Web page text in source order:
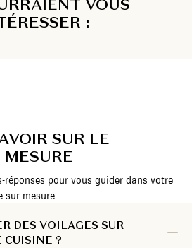
VOUS
:
SUR LE
réponses pour vous guider dans votre
sur mesure.
DES VOILAGES SUR
CUISINE ?